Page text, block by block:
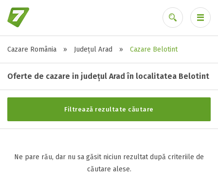
Cazare România » Județul Arad » Cazare Belotint
Oferte de cazare in județul Arad în localitatea Belotint
Filtrează rezultate căutare
Stele / margarete
Neclasificat
2 stele / margarete
3 stele / margarete
Ne pare rău, dar nu sa găsit niciun rezultat după criteriile de
căutare alese.